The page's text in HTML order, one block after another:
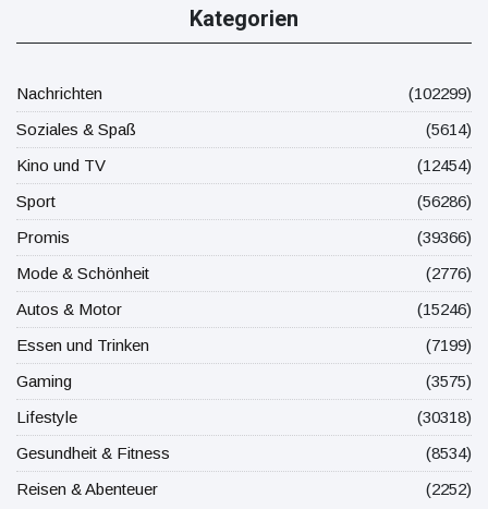
Kategorien
Nachrichten
(102299)
Soziales & Spaß
(5614)
Kino und TV
(12454)
Sport
(56286)
Promis
(39366)
Mode & Schönheit
(2776)
Autos & Motor
(15246)
Essen und Trinken
(7199)
Gaming
(3575)
Lifestyle
(30318)
Gesundheit & Fitness
(8534)
Reisen & Abenteuer
(2252)